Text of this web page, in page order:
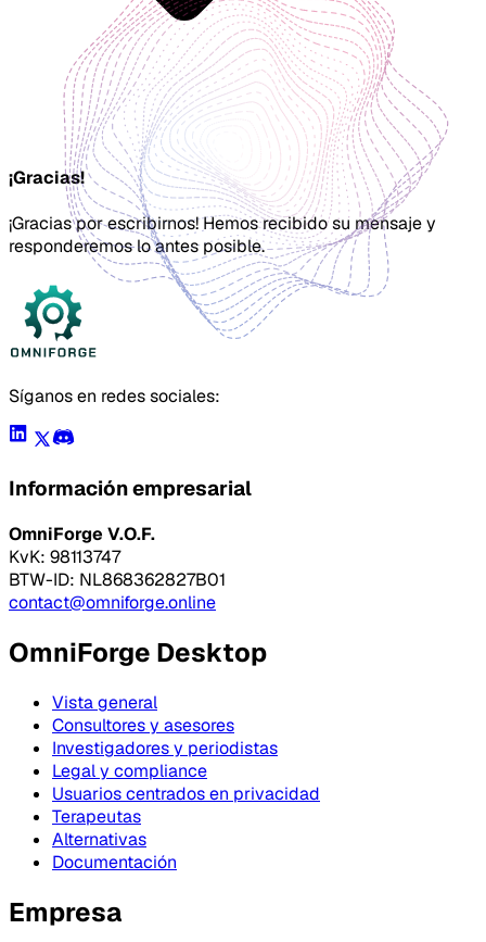
¡Gracias!
¡Gracias por escribirnos! Hemos recibido su mensaje y
responderemos lo antes posible.
Síganos en redes sociales:
Información empresarial
OmniForge V.O.F.
KvK: 98113747
BTW-ID: NL868362827B01
contact@omniforge.online
OmniForge Desktop
Vista general
Consultores y asesores
Investigadores y periodistas
Legal y compliance
Usuarios centrados en privacidad
Terapeutas
Alternativas
Documentación
Empresa